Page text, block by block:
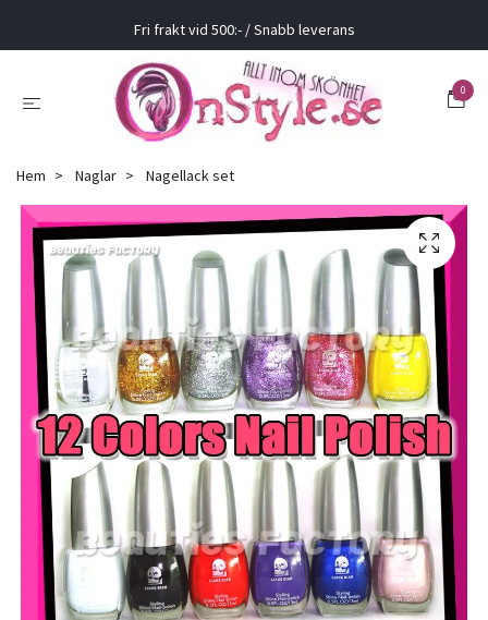
Fri frakt vid 500:- / Snabb leverans
0
Hem Naglar Nagellack set